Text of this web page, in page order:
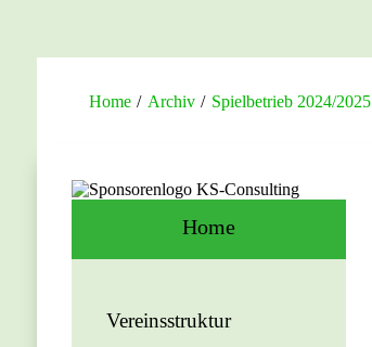
Home / Archiv / Spielbetrieb 2024/2025
Home
Vereinsstruktur